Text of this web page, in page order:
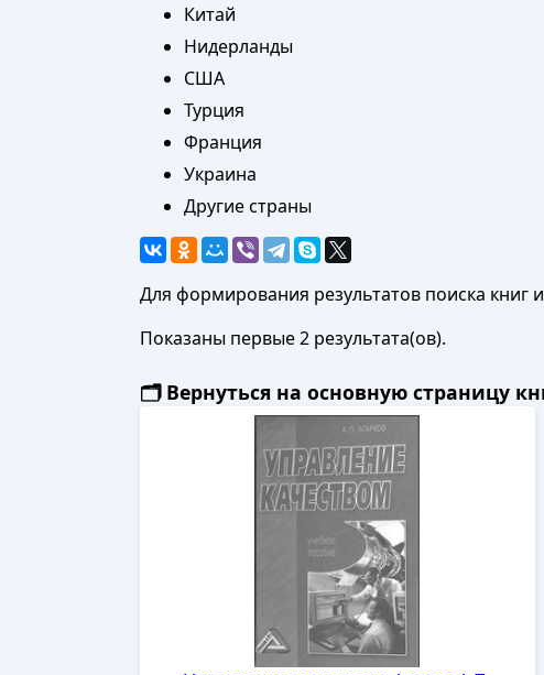
Китай
Нидерланды
США
Турция
Франция
Украина
Другие страны
Для формирования результатов поиска
Показаны первые 2 результата(ов).
🗂️ Вернуться на основную страницу